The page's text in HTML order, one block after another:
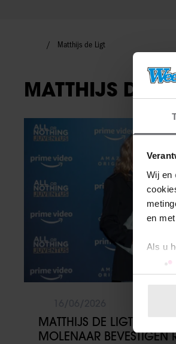
Wij en
en
Als u
We
Matthijs de Ligt
MATTHIJS DE
MATTHIJS DE LIGT EN
MOLENAAR BEVESTIGEN